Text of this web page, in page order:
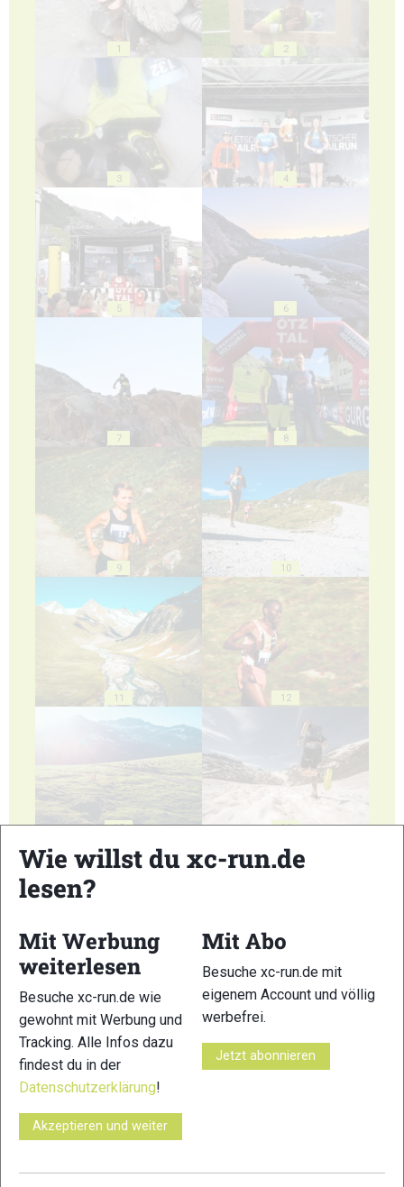
1 2
3 4
5 6
7 8
9 10
11 12
13 14
17
Wie willst du xc-run.de
lesen?
Mit Werbung
weiterlesen
Besuche xc-run.de wie
gewohnt mit Werbung und
Tracking. Alle Infos dazu
findest du in der
Datenschutzerklärung!
Akzeptieren und weiter
Mit Abo
Besuche xc-run.de mit
eigenem Account und völlig
werbefrei.
Jetzt abonnieren